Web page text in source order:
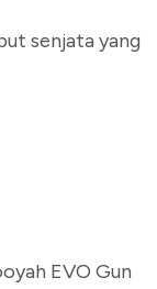
senjata yang
EVO Gun